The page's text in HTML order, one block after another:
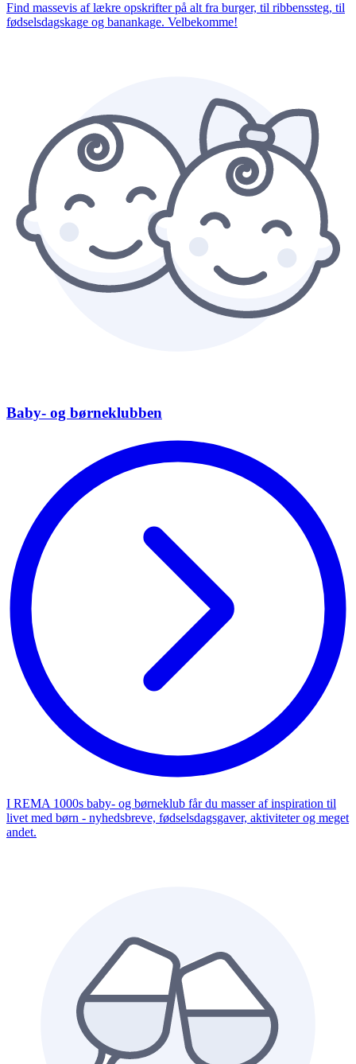
Find massevis af lækre opskrifter på alt fra burger, til ribbenssteg, til
fødselsdagskage og banankage. Velbekomme!
Baby- og børneklubben
I REMA 1000s baby- og børneklub får du masser af inspiration til
livet med børn - nyhedsbreve, fødselsdagsgaver, aktiviteter og meget
andet.